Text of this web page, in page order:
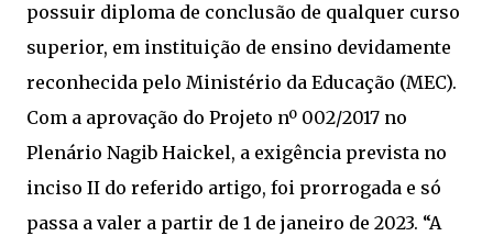
possuir diploma de conclusão de qualquer curso
superior, em instituição de ensino devidamente
reconhecida pelo Ministério da Educação (MEC).
Com a aprovação do Projeto nº 002/2017 no
Plenário Nagib Haickel, a exigência prevista no
inciso II do referido artigo, foi prorrogada e só
passa a valer a partir de 1 de janeiro de 2023. “A